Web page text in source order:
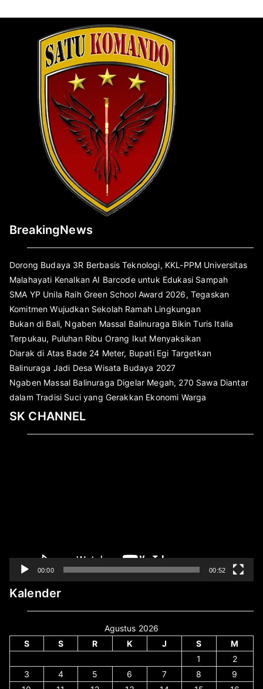
BreakingNews
Dorong Budaya 3R Berbasis Teknologi, KKL-PPM Universitas
Malahayati Kenalkan AI Barcode untuk Edukasi Sampah
SMA YP Unila Raih Green School Award 2026, Tegaskan
Komitmen Wujudkan Sekolah Ramah Lingkungan
Bukan di Bali, Ngaben Massal Balinuraga Bikin Turis Italia
Terpukau, Puluhan Ribu Orang Ikut Menyaksikan
Diarak di Atas Bade 24 Meter, Bupati Egi Targetkan
Balinuraga Jadi Desa Wisata Budaya 2027
Ngaben Massal Balinuraga Digelar Megah, 270 Sawa Diantar
dalam Tradisi Suci yang Gerakkan Ekonomi Warga
SK CHANNEL
00:00 00:52
Kalender
Agustus 2026
S
S R K J S
M
1
2
3
4 5 6 7 8
9